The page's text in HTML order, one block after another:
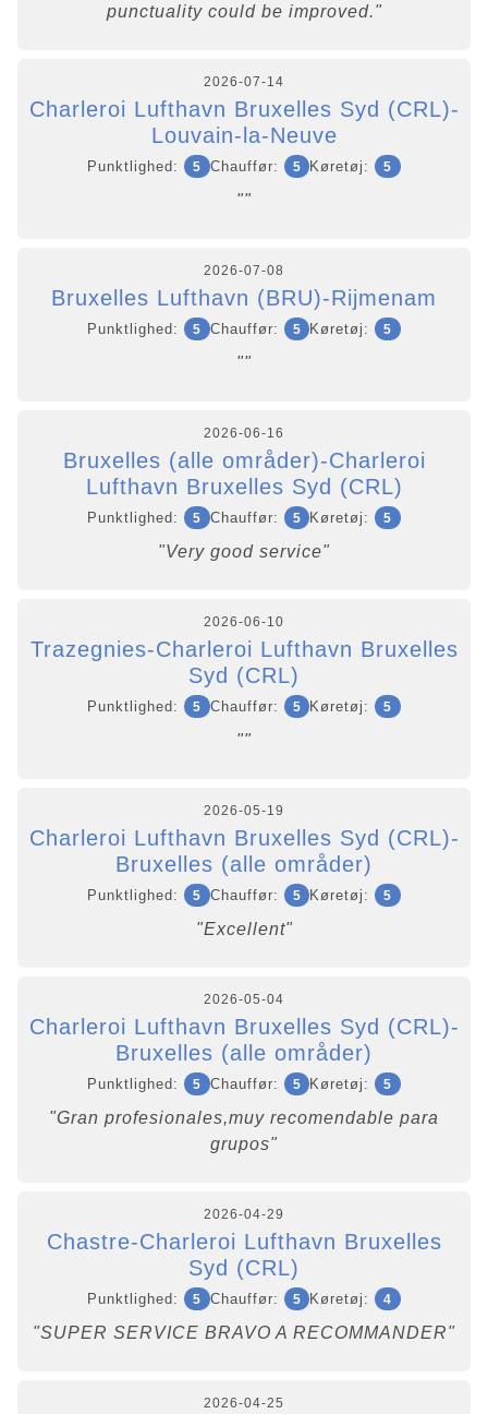
punctuality could be improved."
2026-07-14
Charleroi Lufthavn Bruxelles Syd (CRL)-
Louvain-la-Neuve
Punktlighed: 5 Chauffør: 5 Køretøj: 5
""
2026-07-08
Bruxelles Lufthavn (BRU)-Rijmenam
Punktlighed: 5 Chauffør: 5 Køretøj: 5
""
2026-06-16
Bruxelles (alle områder)-Charleroi
Lufthavn Bruxelles Syd (CRL)
Punktlighed: 5 Chauffør: 5 Køretøj: 5
"Very good service"
2026-06-10
Trazegnies-Charleroi Lufthavn Bruxelles
Syd (CRL)
Punktlighed: 5 Chauffør: 5 Køretøj: 5
""
2026-05-19
Charleroi Lufthavn Bruxelles Syd (CRL)-
Bruxelles (alle områder)
Punktlighed: 5 Chauffør: 5 Køretøj: 5
"Excellent"
2026-05-04
Charleroi Lufthavn Bruxelles Syd (CRL)-
Bruxelles (alle områder)
Punktlighed: 5 Chauffør: 5 Køretøj: 5
"Gran profesionales,muy recomendable para
grupos"
2026-04-29
Chastre-Charleroi Lufthavn Bruxelles
Syd (CRL)
Punktlighed: 5 Chauffør: 5 Køretøj: 4
"SUPER SERVICE BRAVO A RECOMMANDER"
2026-04-25